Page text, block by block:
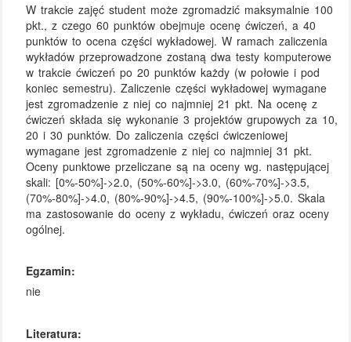
W trakcie zajęć student może zgromadzić maksymalnie 100
pkt., z czego 60 punktów obejmuje ocenę ćwiczeń, a 40
punktów to ocena części wykładowej. W ramach zaliczenia
wykładów przeprowadzone zostaną dwa testy komputerowe
w trakcie ćwiczeń po 20 punktów każdy (w połowie i pod
koniec semestru). Zaliczenie części wykładowej wymagane
jest zgromadzenie z niej co najmniej 21 pkt. Na ocenę z
ćwiczeń składa się wykonanie 3 projektów grupowych za 10,
20 i 30 punktów. Do zaliczenia części ćwiczeniowej
wymagane jest zgromadzenie z niej co najmniej 31 pkt.
Oceny punktowe przeliczane są na oceny wg. następującej
skali: [0%-50%]->2.0, (50%-60%]->3.0, (60%-70%]->3.5,
(70%-80%]->4.0, (80%-90%]->4.5, (90%-100%]->5.0. Skala
ma zastosowanie do oceny z wykładu, ćwiczeń oraz oceny
ogólnej.
Egzamin:
nie
Literatura: